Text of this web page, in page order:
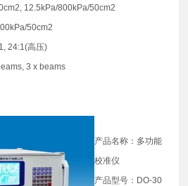
12.5kPa/800kPa/50cm2
50cm2
24:1(高压)
3 x beams
产品名称：多功能
校准仪
产品型号：DO-30